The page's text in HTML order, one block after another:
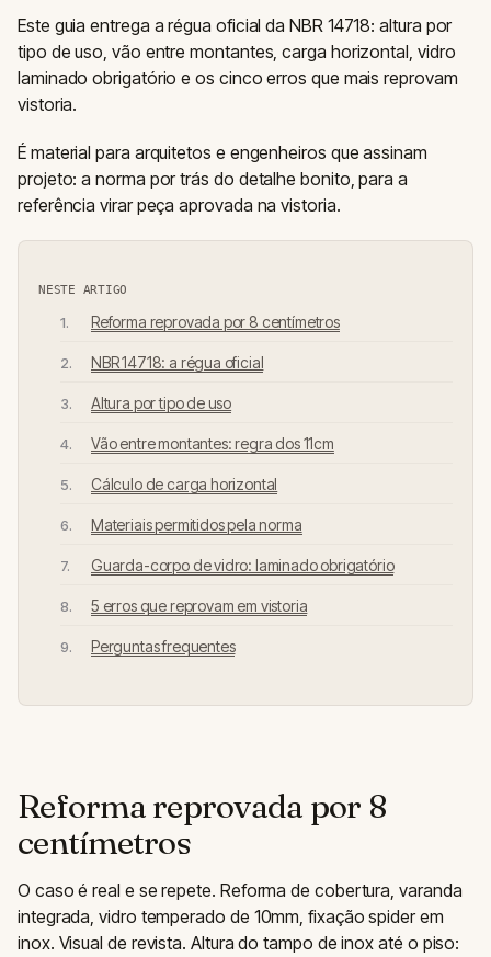
Este guia entrega a régua oficial da NBR 14718: altura por
tipo de uso, vão entre montantes, carga horizontal, vidro
laminado obrigatório e os cinco erros que mais reprovam
vistoria.
É material para arquitetos e engenheiros que assinam
projeto: a norma por trás do detalhe bonito, para a
referência virar peça aprovada na vistoria.
NESTE ARTIGO
Reforma reprovada por 8 centímetros
NBR 14718: a régua oficial
Altura por tipo de uso
Vão entre montantes: regra dos 11cm
Cálculo de carga horizontal
Materiais permitidos pela norma
Guarda-corpo de vidro: laminado obrigatório
5 erros que reprovam em vistoria
Perguntas frequentes
Reforma reprovada por 8
centímetros
O caso é real e se repete. Reforma de cobertura, varanda
integrada, vidro temperado de 10mm, fixação spider em
inox. Visual de revista. Altura do tampo de inox até o piso: